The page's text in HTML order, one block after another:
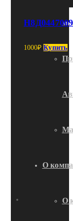
О
О
1000₽ Купить